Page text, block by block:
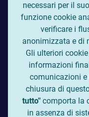
necessari per il
funzione cookie
verificare i
anonimizzata e di
Gli ulteriori
informazioni
comunicazioni
chiusura di
tutto" comporta la
in assenza di
Digital Lake
OpenK9
Rocket.Chat
GitLab
Seguici sui profili